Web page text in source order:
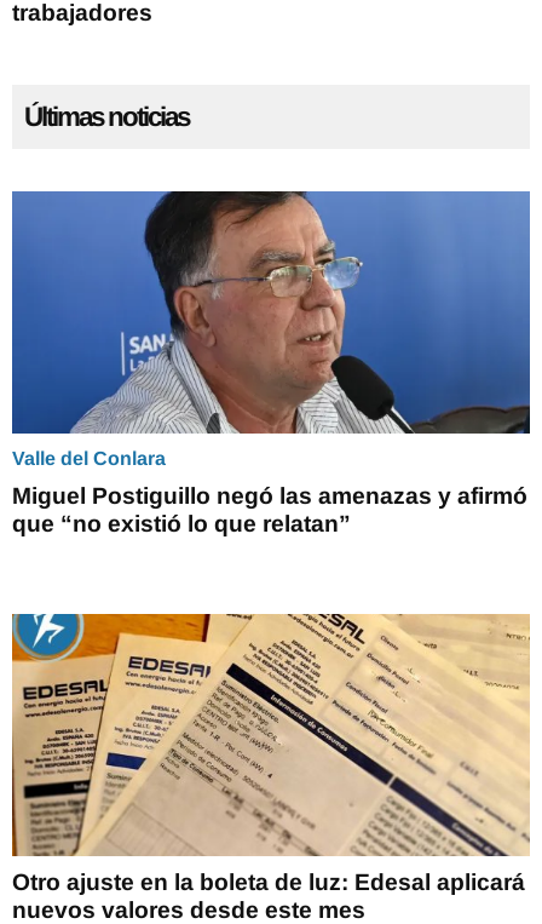
trabajadores
Últimas noticias
Valle del Conlara
Miguel Postiguillo negó las amenazas y afirmó
que “no existió lo que relatan”
Otro ajuste en la boleta de luz: Edesal aplicará
nuevos valores desde este mes